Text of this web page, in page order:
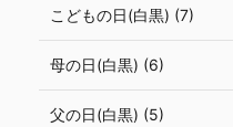
こどもの日(白黒) (7)
母の日(白黒) (6)
父の日(白黒) (5)